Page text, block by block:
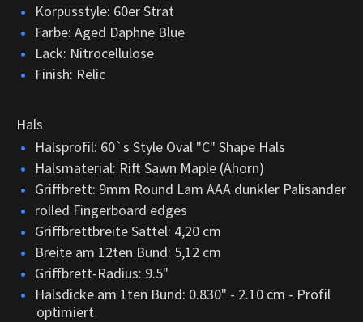
Korpusstyle: 60er Strat
Farbe: Aged Daphne Blue
Lack: Nitrocellulose
Finish: Relic
Hals
Halsprofil: 60`s Style Oval "C" Shape Hals
Halsmaterial: Rift Sawn Maple (Ahorn)
Griffbrett: 9mm Round Lam AAA dunkler Palisander
rolled Fingerboard edges
Griffbrettbreite Sattel: 4,20 cm
Breite am 12ten Bund: 5,12 cm
Griffbrett-Radius: 9.5"
Halsdicke am 1ten Bund: 0.830" - 2.10 cm - Profil
optimiert